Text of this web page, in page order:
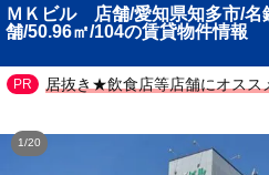
ＭＫビル 店舗/愛知県知多市/名
舗/50.96㎡/104の賃貸物件情報
居抜き★飲食店等店舗にオスス
1/20